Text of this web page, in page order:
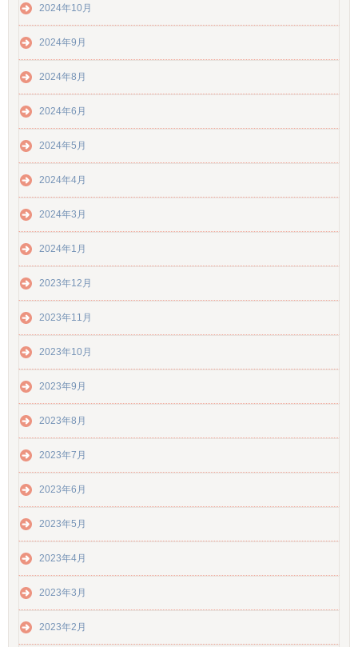
2024年10月
2024年9月
2024年8月
2024年6月
2024年5月
2024年4月
2024年3月
2024年1月
2023年12月
2023年11月
2023年10月
2023年9月
2023年8月
2023年7月
2023年6月
2023年5月
2023年4月
2023年3月
2023年2月